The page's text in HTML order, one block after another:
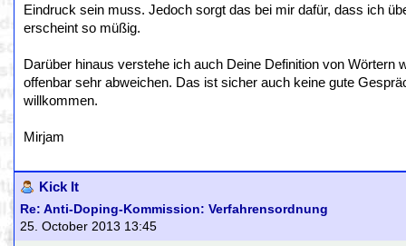
Eindruck sein muss. Jedoch sorgt das bei mir dafür, dass ich
erscheint so müßig.
Darüber hinaus verstehe ich auch Deine Definition von
offenbar sehr abweichen. Das ist sicher auch keine gute
willkommen.
Mirjam
Kick It
Re: Anti-Doping-Kommission: Verfahrensordnung
25. October 2013 13:45